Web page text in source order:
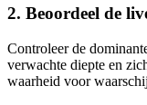
2. Beoordeel de
Controleer de
verwachte diepte en
waarheid voor